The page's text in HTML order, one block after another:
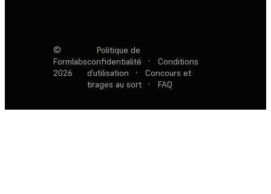
©
Formlabs
2026
Politique de
confidentialité
·
Conditions
d’utilisation
·
Concours et
tirages au sort
· FAQ